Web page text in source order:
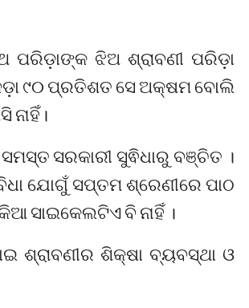
ପରିଡ଼ାଙ୍କ ଝିଅ ଶ୍ରାବଣୀ ପରିଡ଼ା
୯୦ ପ୍ରତିଶତ ସେ ଅକ୍ଷମ ବୋଲି
ସରକାରୀ ସୁଵିଧାରୁ ବଞ୍ଚିତ ।
ଯୋଗୁଁ ସପ୍ତମ ଶ୍ରେଣୀରେ ପାଠ
ସାଇକେଲଟିଏ ବି ନାହିଁ ।
ଶିକ୍ଷା ବ୍ୟବସ୍ଥା ଓ